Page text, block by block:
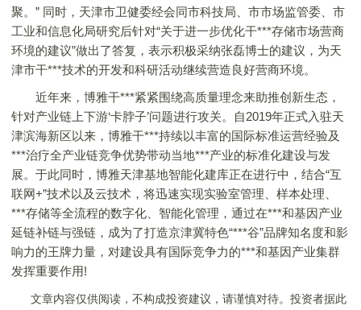
聚。” 同时，天津市卫健委经会同市科技局、市市场监管委、市
工业和信息化局研究后针对“关于进一步优化干***存储市场营商
环境的建议”做出了答复，表示积极采纳张磊博士的建议，为天
津市干***技术的开发和科研活动继续营造良好营商环境。
近年来，博雅干***紧紧围绕高质量理念来助推创新生态，
针对产业链上下游‘卡脖子’问题进行攻关。自2019年正式入驻天
津滨海新区以来，博雅干***持续以丰富的国际标准运营经验及
***治疗全产业链竞争优势带动当地***产业的标准化建设与发
展。于此同时，博雅天津基地智能化建库正在进行中，结合“互
联网+”技术以及云技术，将迅速实现实验室管理、样本处理、
***存储等全流程的数字化、智能化管理，通过在***和基因产业
延链补链与强链，成为了打造京津冀特色“***谷”品牌知名度和影
响力的王牌力量，对建设具有国际竞争力的***和基因产业集群
发挥重要作用!
文章内容仅供阅读，不构成投资建议，请谨慎对待。投资者据此